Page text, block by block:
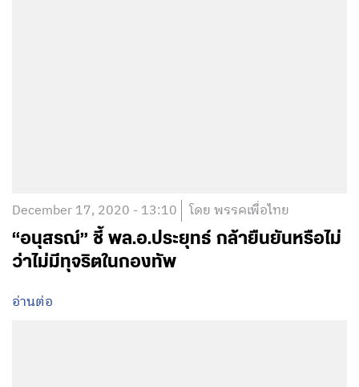
December 17, 2020 - 13:10 โดย พรรคเพื่อไทย
“อนุสรณ์” ชี้ พล.อ.ประยุทธ์ กล้ายืนยันหรือไม่
ว่าไม่มีทุจริตในกองทัพ
อ่านต่อ